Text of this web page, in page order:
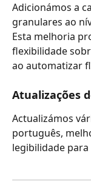
Adicionámos a
granulares ao
Esta melhoria
flexibilidade
ao automatizar
Atualizações
Actualizámos
português,
legibilidade